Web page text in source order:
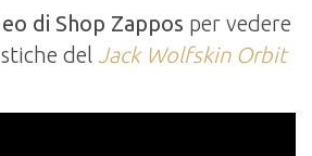
di Shop Zappos per vedere
del Jack Wolfskin Orbit